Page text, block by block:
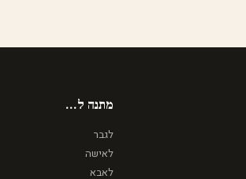
מתנה ל...
לגבר
לאישה
לאבא